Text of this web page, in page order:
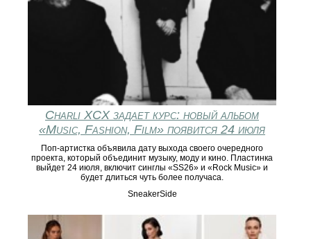
Charli XCX задает курс: новый альбом
«Music, Fashion, Film» появится 24 июля
Поп-артистка объявила дату выхода своего очередного
проекта, который объединит музыку, моду и кино. Пластинка
выйдет 24 июля, включит синглы «SS26» и «Rock Music» и
будет длиться чуть более получаса.
SneakerSide